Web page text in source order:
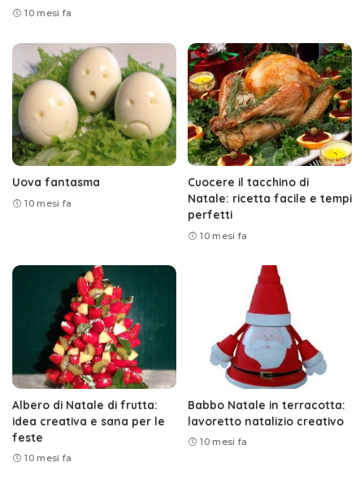
10 mesi fa
Uova fantasma
10 mesi fa
Cuocere il tacchino di
Natale: ricetta facile e tempi
perfetti
10 mesi fa
Albero di Natale di frutta:
idea creativa e sana per le
feste
10 mesi fa
Babbo Natale in terracotta:
lavoretto natalizio creativo
10 mesi fa